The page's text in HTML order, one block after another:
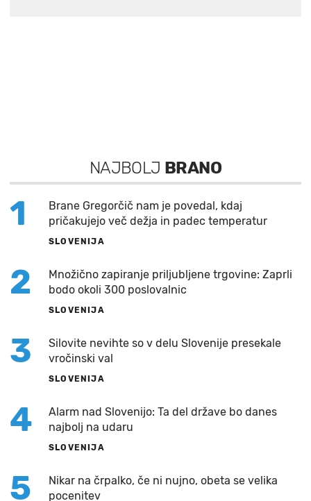
NAJBOLJ BRANO
1
Brane Gregorčič nam je povedal, kdaj
pričakujejo več dežja in padec temperatur
SLOVENIJA
2
Množično zapiranje priljubljene trgovine: Zaprli
bodo okoli 300 poslovalnic
SLOVENIJA
3
Silovite nevihte so v delu Slovenije presekale
vročinski val
SLOVENIJA
4
Alarm nad Slovenijo: Ta del države bo danes
najbolj na udaru
SLOVENIJA
5
Nikar na črpalko, če ni nujno, obeta se velika
pocenitev